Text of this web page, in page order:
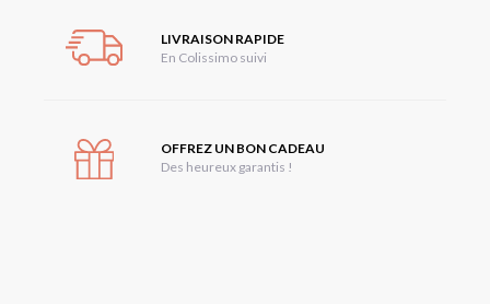
LIVRAISON RAPIDE
En Colissimo suivi
OFFREZ UN BON CADEAU
Des heureux garantis !